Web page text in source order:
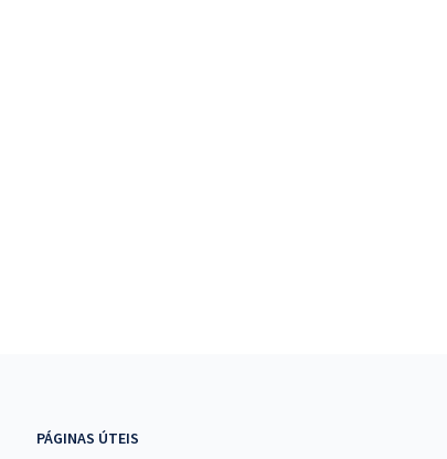
PÁGINAS ÚTEIS